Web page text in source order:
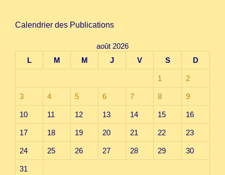
Calendrier des Publications
août 2026
L
M M J V S D
1 2
3 4 5 6 7 8 9
10 11 12 13 14 15 16
17 18 19 20 21 22 23
24 25 26 27 28 29 30
31